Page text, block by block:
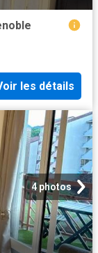
les détails
4 photos